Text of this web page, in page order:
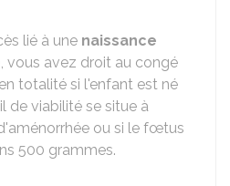
lié à une naissance
, vous avez droit au congé
totalité si l'enfant est né
de viabilité se situe à
ou si le fœtus
500 grammes.